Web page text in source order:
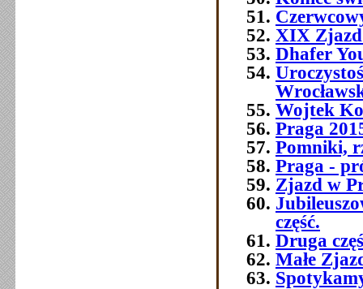
XIX Zjazd
Dhafer
Wojtek
Praga
Pomniki,
Praga -
Zjazd w
część.
Druga
Małe